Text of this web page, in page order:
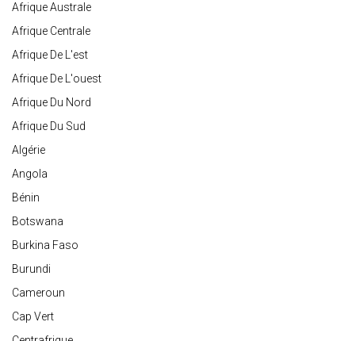
Afrique Australe
Afrique Centrale
Afrique De L'est
Afrique De L'ouest
Afrique Du Nord
Afrique Du Sud
Algérie
Angola
Bénin
Botswana
Burkina Faso
Burundi
Cameroun
Cap Vert